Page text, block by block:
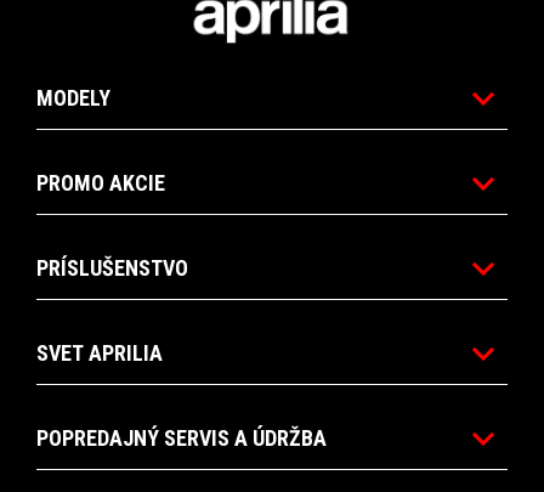
MODELY
PROMO AKCIE
PRÍSLUŠENSTVO
SVET APRILIA
POPREDAJNÝ SERVIS A ÚDRŽBA